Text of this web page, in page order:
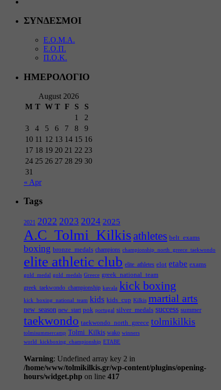
ΣΥΝΔΕΣΜΟΙ
Ε.Ο.Μ.Α.
Ε.Ο.Π.
Π.Ο.Κ.
ΗΜΕΡΟΛΟΓΙΟ
August 2026
M T W T F S
S
1
2
3
4 5 6 7 8
9
10 11 12 13 14 15 16
17 18 19 20 21 22 23
24 25 26 27 28 29 30
31
« Apr
Tags
2021 2022 2023 2024 2025
A.C_Tolmi_Kilkis athletes belt_exams
boxing bronze_medals champions championship_north_greece_taekwondo
elite athletic club elite_athletes elot etabe exams
gold_medal gold_medals Greece greek_national_team
greek_taekwondo_championship kavala kick boxing
kick_boxing_national_team kids kids_cup Kilkis martial arts
new_season new_start pok portugal silver_medals success summer
taekwondo taekwondo_north_greece tolmikilkis
tolmisummercamp Tolmi_Kilkis wako winners
world_kickboxing_championship ΕΤΑΒΕ
Warning: Undefined array key 2 in
/home/www/tolmikilkis.gr/wp-content/plugins/opening-
hours/widget.php on line 417